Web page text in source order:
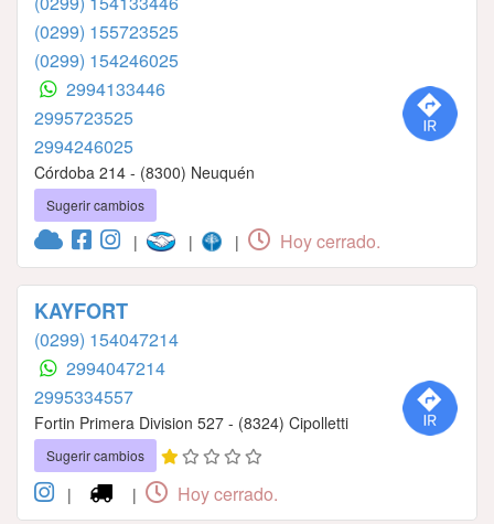
(0299) 155723525
(0299) 154246025
2994133446
2995723525
2994246025
Córdoba 214 - (8300) Neuquén
Sugerir cambios
| | | Hoy cerrado.
KAYFORT
(0299) 154047214
2994047214
2995334557
Fortin Primera Division 527 - (8324) Cipolletti
Sugerir cambios
| | Hoy cerrado.